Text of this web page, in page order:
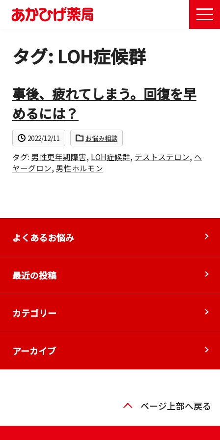
タグ: LOH症候群
事後、疲れてしまう。回復を早
めるには？
2022/12/11 お悩み相談
タグ: 男性更年期障害, LOH症候群, テストステロン, ヘ
ヤーグロン, 男性ホルモン
よくあるお悩み
最近の投稿
カテゴリー
アーカイブ
ページ上部へ戻る